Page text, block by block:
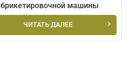
брикетировочной машины
ЧИТАТЬ ДАЛЕЕ